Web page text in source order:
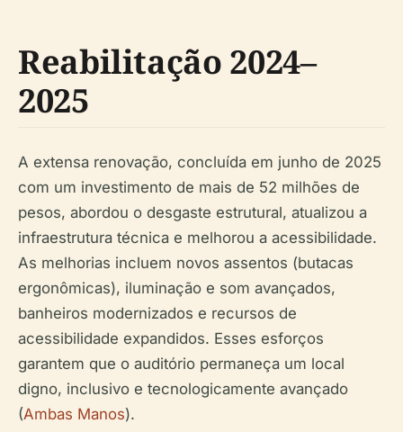
Reabilitação 2024–
2025
A extensa renovação, concluída em junho de 2025
com um investimento de mais de 52 milhões de
pesos, abordou o desgaste estrutural, atualizou a
infraestrutura técnica e melhorou a acessibilidade.
As melhorias incluem novos assentos (butacas
ergonômicas), iluminação e som avançados,
banheiros modernizados e recursos de
acessibilidade expandidos. Esses esforços
garantem que o auditório permaneça um local
digno, inclusivo e tecnologicamente avançado
(Ambas Manos).